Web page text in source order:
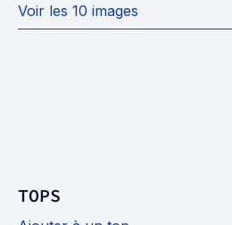
Voir les 10 images
TOPS